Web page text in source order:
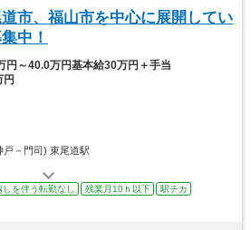
道市、福山市を中心に展開してい
中！
円～40.0万円基本給30万円＋手当
円
戸－門司) 東尾道駅
を伴う転勤なし 残業月10ｈ以下
駅チカ